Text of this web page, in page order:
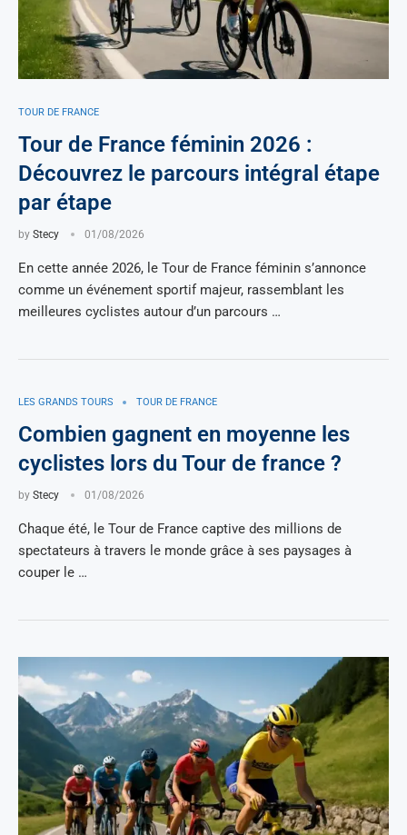
TOUR DE FRANCE
Tour de France féminin 2026 :
Découvrez le parcours intégral étape
par étape
by Stecy 01/08/2026
En cette année 2026, le Tour de France féminin s’annonce
comme un événement sportif majeur, rassemblant les
meilleures cyclistes autour d’un parcours …
LES GRANDS TOURS TOUR DE FRANCE
Combien gagnent en moyenne les
cyclistes lors du Tour de france ?
by Stecy 01/08/2026
Chaque été, le Tour de France captive des millions de
spectateurs à travers le monde grâce à ses paysages à
couper le …